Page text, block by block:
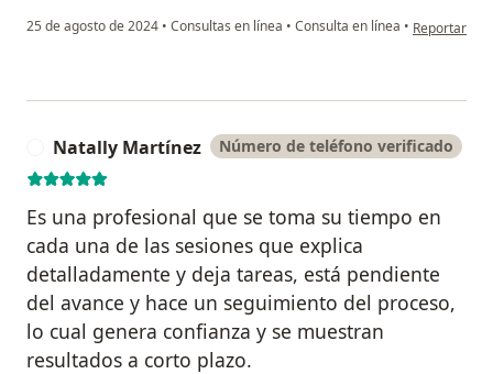
25 de agosto de 2024 • Consultas en línea • Consulta en línea • en opinión
Reportar
Natally Martínez Número de teléfono verificado
Es una profesional que se toma su tiempo en
cada una de las sesiones que explica
detalladamente y deja tareas, está pendiente
del avance y hace un seguimiento del proceso,
lo cual genera confianza y se muestran
resultados a corto plazo.